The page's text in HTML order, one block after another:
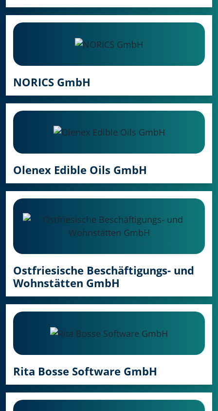
NORICS GmbH
Olenex Edible Oils GmbH
Ostfriesische Beschäftigungs- und
Wohnstätten GmbH
Rita Bosse Software GmbH